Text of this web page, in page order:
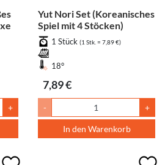
+
Yut Nori Set (Koreanisches
Spiel mit 4 Stöcken)
1 Stück (1 Stk. = 7,89 €)
18°
7,89 €
- +
In den Warenkorb